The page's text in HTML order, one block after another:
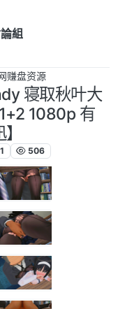
組
赚盘资源
寝取秋叶大
1080p 有
1 506